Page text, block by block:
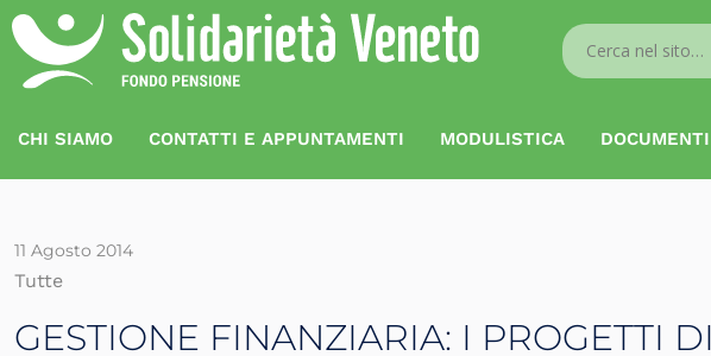
Search
...
CHI SIAMO CONTATTI E APPUNTAMENTI MODULISTICA
11 Agosto 2014
Tutte
GESTIONE FINANZIARIA: I PROGETTI